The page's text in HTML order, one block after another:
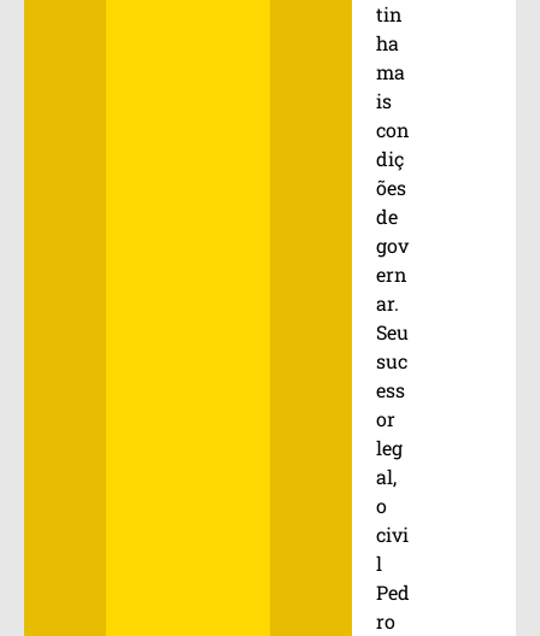
tin
ha
ma
is
con
diç
ões
de
gov
ern
ar.
Seu
suc
ess
or
leg
al,
o
civi
l
Ped
ro